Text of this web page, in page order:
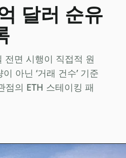
달러 순유
면 시행이 직접적 원
아닌 ‘거래 건수’ 기준
점의 ETH 스테이킹 패